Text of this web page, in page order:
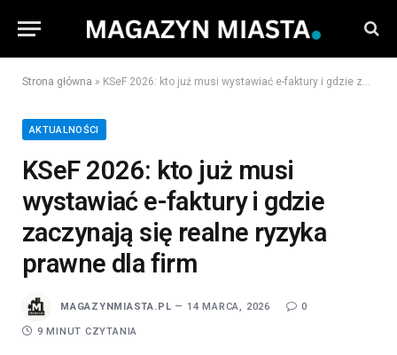
Strona główna » KSeF 2026: kto już musi wystawiać e-faktury i gdzie zaczynają się realne ryzyka prawne dla firm
AKTUALNOŚCI
KSeF 2026: kto już musi
wystawiać e-faktury i gdzie
zaczynają się realne ryzyka
prawne dla firm
MAGAZYNMIASTA.PL 14 MARCA, 2026 0
9 MINUT CZYTANIA